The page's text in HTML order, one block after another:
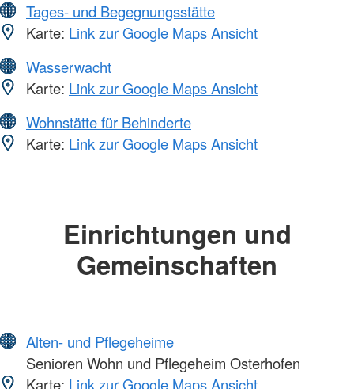
Tages- und Begegnungsstätte
Karte: Link zur Google Maps Ansicht
Wasserwacht
Karte: Link zur Google Maps Ansicht
Wohnstätte für Behinderte
Karte: Link zur Google Maps Ansicht
Einrichtungen und
Gemeinschaften
Alten- und Pflegeheime
Senioren Wohn und Pflegeheim Osterhofen
Karte: Link zur Google Maps Ansicht